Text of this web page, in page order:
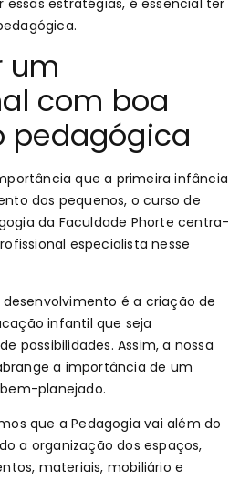
um
com boa
pedagógica
que a primeira infância
dos pequenos, o curso de
da Faculdade Phorte centra-
especialista nesse
desenvolvimento é a criação de
infantil que seja
possibilidades. Assim, a nossa
a importância de um
planejado.
que a Pedagogia vai além do
a organização dos espaços,
materiais, mobiliário e